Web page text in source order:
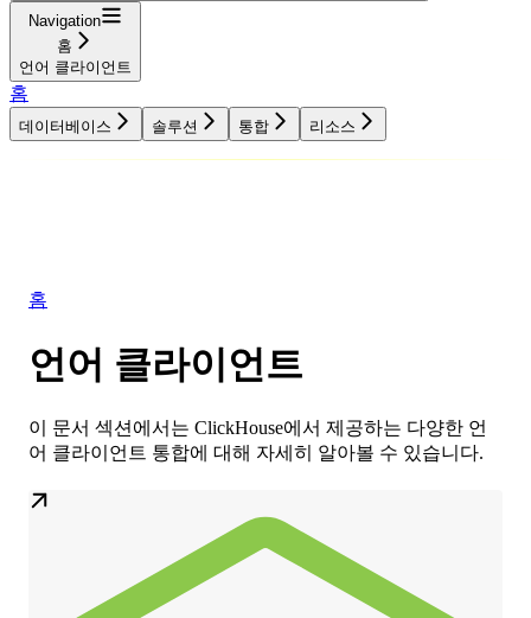
Navigation
홈
언어 클라이언트
홈
데이터베이스 솔루션 통합 리소스
홈
언어 클라이언트
이 문서 섹션에서는 ClickHouse에서 제공하는 다양한 언
어 클라이언트 통합에 대해 자세히 알아볼 수 있습니다.